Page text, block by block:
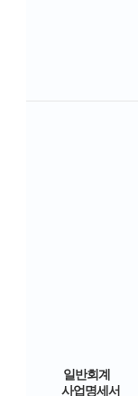
일반회계
사업명세서